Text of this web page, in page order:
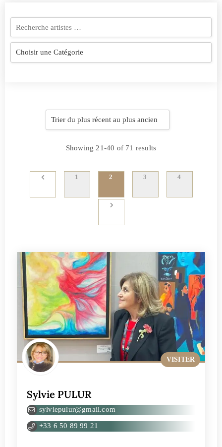
Showing 21-40 of 71 results
1 2 3 4
Sylvie PULUR
sylviepulur@gmail.com
+33 6 50 89 99 21
VISITER